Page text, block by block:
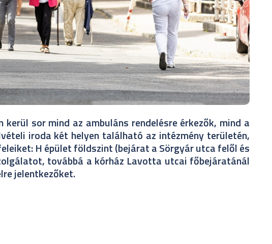
sor mind az ambuláns rendelésre érkezők, mind a
iroda két helyen található az intézmény területén,
H épület földszint (bejárat a Sörgyár utca felől és
továbbá a kórház Lavotta utcai főbejáratánál
jelentkezőket.